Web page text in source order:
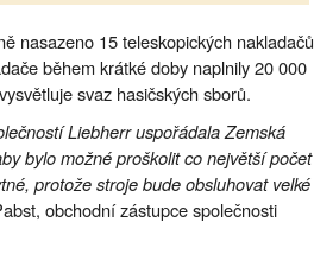
nasazeno 15 teleskopických nakladačů
během krátké doby naplnily 20 000
svaz hasičských sborů.
Liebherr uspořádala Zemská
bylo možné proškolit co největší počet
protože stroje bude obsluhovat velké
obchodní zástupce společnosti